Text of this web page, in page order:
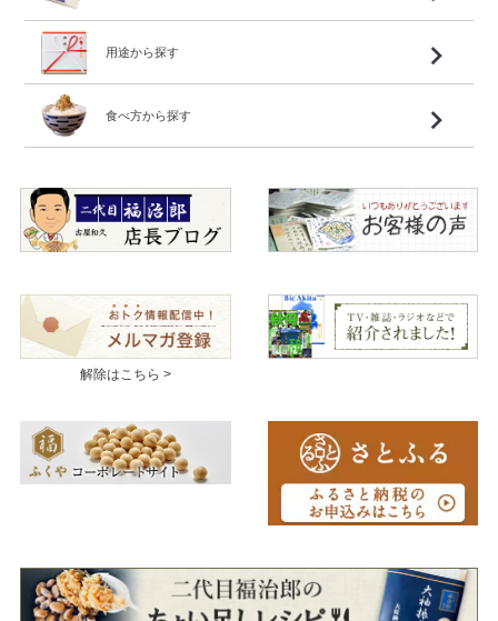
用途から探す
食べ方から探す
解除はこちら >